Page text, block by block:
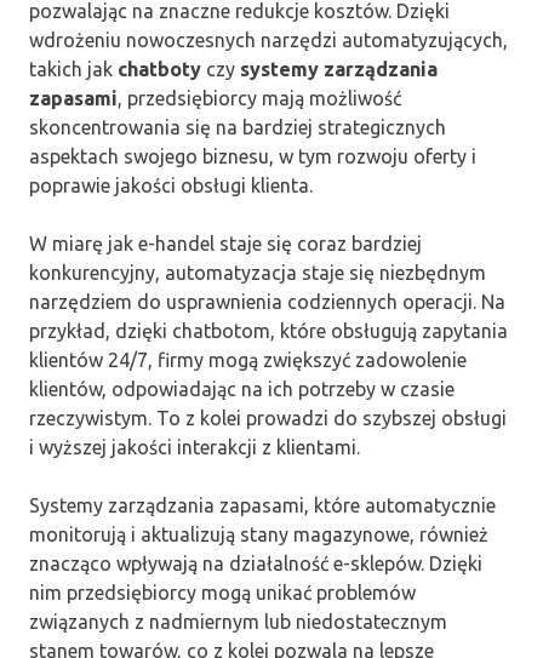
pozwalając na znaczne redukcje kosztów. Dzięki
wdrożeniu nowoczesnych narzędzi automatyzujących,
takich jak chatboty czy systemy zarządzania
zapasami , przedsiębiorcy mają możliwość
skoncentrowania się na bardziej strategicznych
aspektach swojego biznesu, w tym rozwoju oferty i
poprawie jakości obsługi klienta.
W miarę jak e-handel staje się coraz bardziej
konkurencyjny, automatyzacja staje się niezbędnym
narzędziem do usprawnienia codziennych operacji. Na
przykład, dzięki chatbotom, które obsługują zapytania
klientów 24/7, firmy mogą zwiększyć zadowolenie
klientów, odpowiadając na ich potrzeby w czasie
rzeczywistym. To z kolei prowadzi do szybszej obsługi
i wyższej jakości interakcji z klientami.
Systemy zarządzania zapasami, które automatycznie
monitorują i aktualizują stany magazynowe, również
znacząco wpływają na działalność e-sklepów. Dzięki
nim przedsiębiorcy mogą unikać problemów
związanych z nadmiernym lub niedostatecznym
stanem towarów, co z kolei pozwala na lepsze